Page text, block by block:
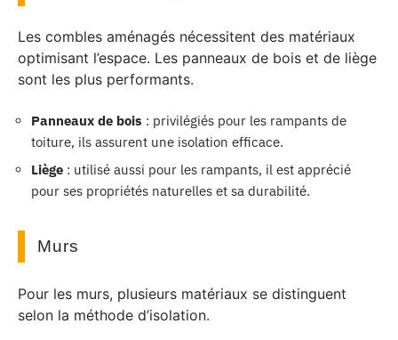
Les combles aménagés nécessitent des matériaux
optimisant l’espace. Les panneaux de bois et de liège
sont les plus performants.
Panneaux de bois : privilégiés pour les rampants de
toiture, ils assurent une isolation efficace.
Liège : utilisé aussi pour les rampants, il est apprécié
pour ses propriétés naturelles et sa durabilité.
Murs
Pour les murs, plusieurs matériaux se distinguent
selon la méthode d’isolation.